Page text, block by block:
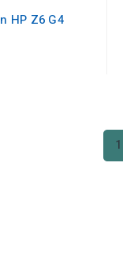
HP Z6 G4
1